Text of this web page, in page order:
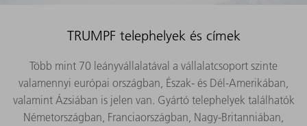
TRUMPF telephelyek és címek
Több mint 70 leányvállalatával a vállalatcsoport szinte
valamennyi európai országban, Észak- és Dél-Amerikában,
valamint Ázsiában is jelen van. Gyártó telephelyek találhatók
Németországban, Franciaországban, Nagy-Britanniában,